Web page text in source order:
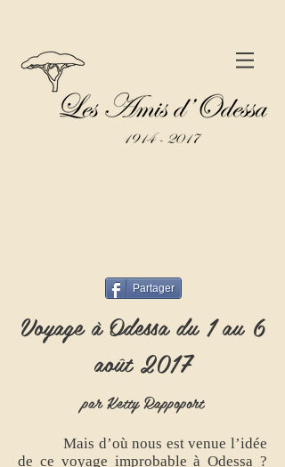
Partager
Voyage à Odessa du 1 au 6
août 2017
par Ketty Rappoport
Mais d’où nous est venue l’idée
de ce voyage improbable à Odessa ?